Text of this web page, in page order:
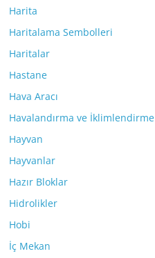
Harita
Haritalama Sembolleri
Haritalar
Hastane
Hava Aracı
Havalandırma ve İklimlendirme
Hayvan
Hayvanlar
Hazır Bloklar
Hidrolikler
Hobi
İç Mekan